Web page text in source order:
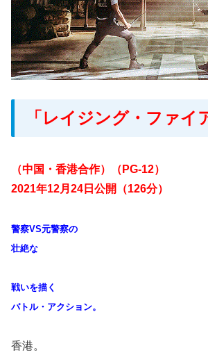
「レイジング・ファイ
（中国・香港合作）（PG-12）
2021年12月24日公開（126分）
警察VS元警察の
壮絶な
戦いを描く
バトル・アクション。
香港。